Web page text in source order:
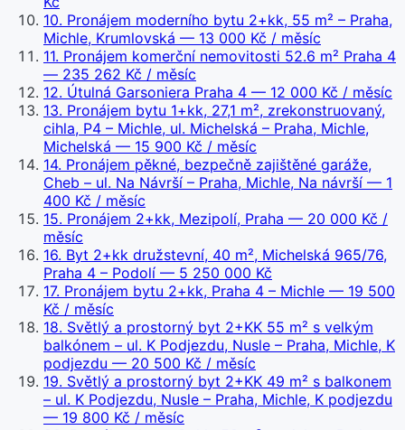
10. Pronájem moderního bytu 2+kk, 55 m² – Praha,
Michle, Krumlovská — 13 000 Kč / měsíc
11. Pronájem komerční nemovitosti 52.6 m² Praha 4
— 235 262 Kč / měsíc
12. Útulná Garsoniera Praha 4 — 12 000 Kč / měsíc
13. Pronájem bytu 1+kk, 27,1 m², zrekonstruovaný,
cihla, P4 – Michle, ul. Michelská – Praha, Michle,
Michelská — 15 900 Kč / měsíc
14. Pronájem pěkné, bezpečně zajištěné garáže,
Cheb – ul. Na Návrší – Praha, Michle, Na návrší — 1
400 Kč / měsíc
15. Pronájem 2+kk, Mezipolí, Praha — 20 000 Kč /
měsíc
16. Byt 2+kk družstevní, 40 m², Michelská 965/76,
Praha 4 – Podolí — 5 250 000 Kč
17. Pronájem bytu 2+kk, Praha 4 – Michle — 19 500
Kč / měsíc
18. Světlý a prostorný byt 2+KK 55 m² s velkým
balkónem – ul. K Podjezdu, Nusle – Praha, Michle, K
podjezdu — 20 500 Kč / měsíc
19. Světlý a prostorný byt 2+KK 49 m² s balkonem
– ul. K Podjezdu, Nusle – Praha, Michle, K podjezdu
— 19 800 Kč / měsíc